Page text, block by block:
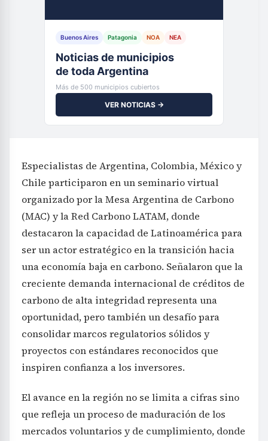
Buenos Aires Patagonia NOA NEA
Noticias de municipios
de toda Argentina
Más de 500 municipios cubiertos
VER NOTICIAS →
Especialistas de Argentina, Colombia, México y
Chile participaron en un seminario virtual
organizado por la Mesa Argentina de Carbono
(MAC) y la Red Carbono LATAM, donde
destacaron la capacidad de Latinoamérica para
ser un actor estratégico en la transición hacia
una economía baja en carbono. Señalaron que la
creciente demanda internacional de créditos de
carbono de alta integridad representa una
oportunidad, pero también un desafío para
consolidar marcos regulatorios sólidos y
proyectos con estándares reconocidos que
inspiren confianza a los inversores.
El avance en la región no se limita a cifras sino
que refleja un proceso de maduración de los
mercados voluntarios y de cumplimiento, donde